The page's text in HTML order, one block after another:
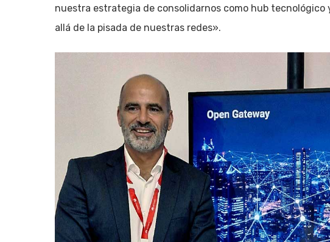
nuestra estrategia de consolidarnos como hub tecnológico
allá de la pisada de nuestras redes».